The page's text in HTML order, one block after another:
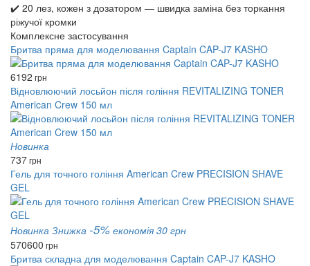
✔️ 20 лез, кожен з дозатором — швидка заміна без торкання
ріжучої кромки
Комплексне застосування
Бритва пряма для моделювання Captain CAP-J7 KASHO
6192 грн
Відновлюючий лосьйон після гоління REVITALIZING TONER
American Crew 150 мл
Новинка
737грн
Гель для точного гоління American Crew PRECISION SHAVE
GEL
Новинка Знижка -5% економія 30 грн
570600 грн
Бритва складна для моделювання Captain CAP-J7 KASHO